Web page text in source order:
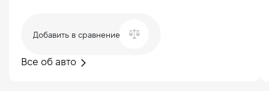
Все об авто
Добавить в сравнение